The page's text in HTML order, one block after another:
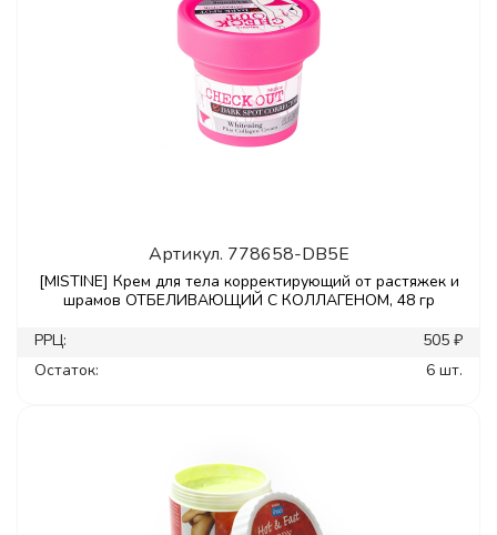
Артикул. 778658-DB5E
[MISTINE] Крем для тела корректирующий от растяжек и
шрамов ОТБЕЛИВАЮЩИЙ С КОЛЛАГЕНОМ, 48 гр
РРЦ:
505 ₽
Остаток:
6 шт.